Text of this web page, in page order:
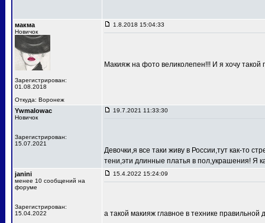
макма
Новичок
Зарегистрирован:
01.08.2018
Откуда: Воронеж
1.8.2018 15:04:33
Макияж на фото великолепен!!! И я хочу такой
Ywmalowac
Новичок
Зарегистрирован:
15.07.2021
19.7.2021 11:33:30
Девочки,я все таки живу в России,тут как-то
тени,эти длинные платья в пол,украшения! Я
janini
менее 10 сообщений на
форуме
Зарегистрирован:
15.04.2022
15.4.2022 15:24:09
а такой макияж главное в технике правильной